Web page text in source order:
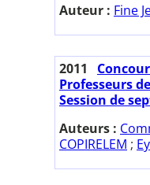
Auteur : Fine
2011
Professeurs
Session de
Auteurs :
COPIRELEM ;